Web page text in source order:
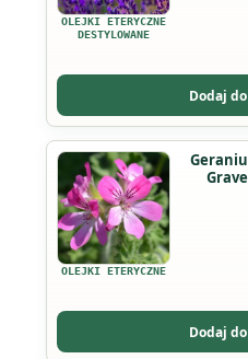
OLEJKI ETERYCZNE
DESTYLOWANE
Dodaj
wariantów.
Opcje
na
stronie
produktu
OLEJKI ETERYCZNE
Geranium
Dodaj
Ten
produkt
ma
wiele
wariantów.
można
wybrać